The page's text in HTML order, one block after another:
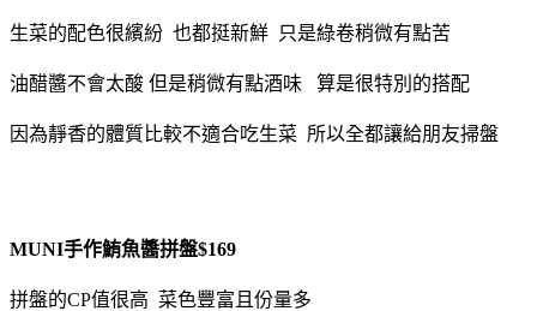
生菜的配色很繽紛 也都挺新鮮 只是綠卷稍微有點苦
油醋醬不會太酸 但是稍微有點酒味 算是很特別的搭配
因為靜香的體質比較不適合吃生菜 所以全都讓給朋友掃盤
MUNI手作鮪魚醬拼盤$169
拼盤的CP值很高 菜色豐富且份量多